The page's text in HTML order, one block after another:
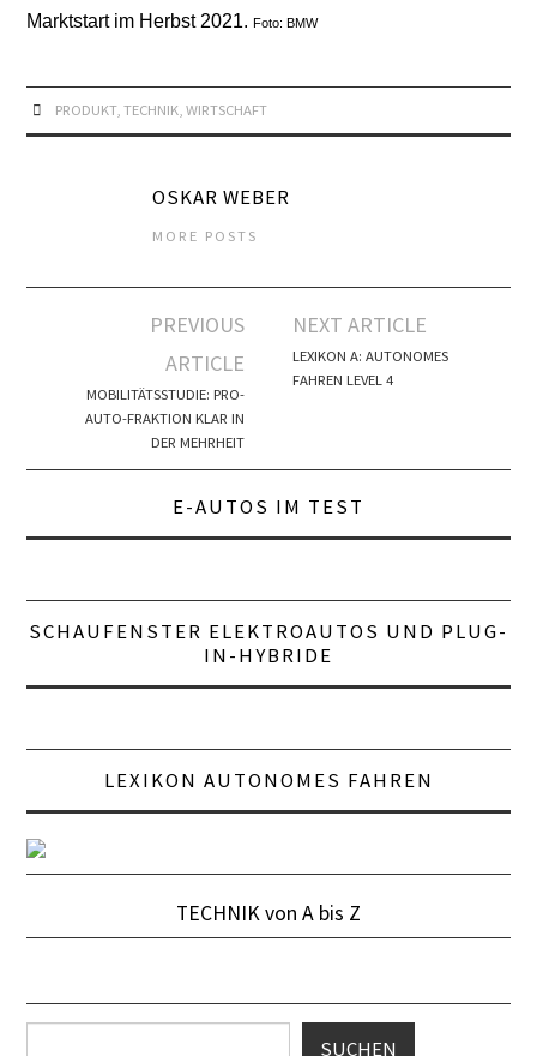
Marktstart im Herbst 2021.Foto: BMW
PRODUKT, TECHNIK, WIRTSCHAFT
OSKAR WEBER
MORE POSTS
Navigation
PREVIOUS
ARTICLE
MOBILITÄTSSTUDIE: PRO-
AUTO-FRAKTION KLAR IN
DER MEHRHEIT
NEXT ARTICLE
LEXIKON A: AUTONOMES
FAHREN LEVEL 4
E-AUTOS IM TEST
SCHAUFENSTER ELEKTROAUTOS UND PLUG-
IN-HYBRIDE
LEXIKON AUTONOMES FAHREN
TECHNIK von A bis Z
SUCHEN